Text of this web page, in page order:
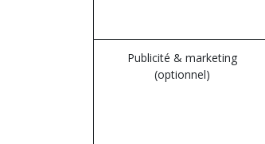
Publicité & marketing
(optionnel)